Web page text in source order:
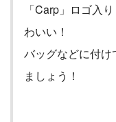
「Carp 」ロゴ入
わいい！
バッグなどに付
ましょう！